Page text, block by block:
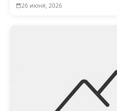
26 июня, 2026